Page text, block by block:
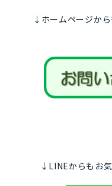
↓ホームページか
↓LINEからもお